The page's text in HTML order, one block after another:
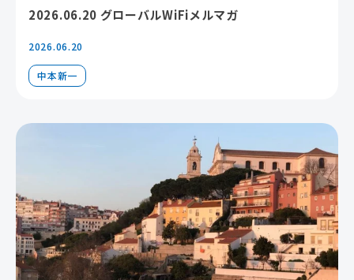
中本新一
2026.06.20 グローバルWiFiメルマガ
2026.06.20